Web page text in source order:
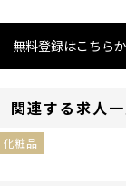
無料登録はこちら
関連する求人
化粧品